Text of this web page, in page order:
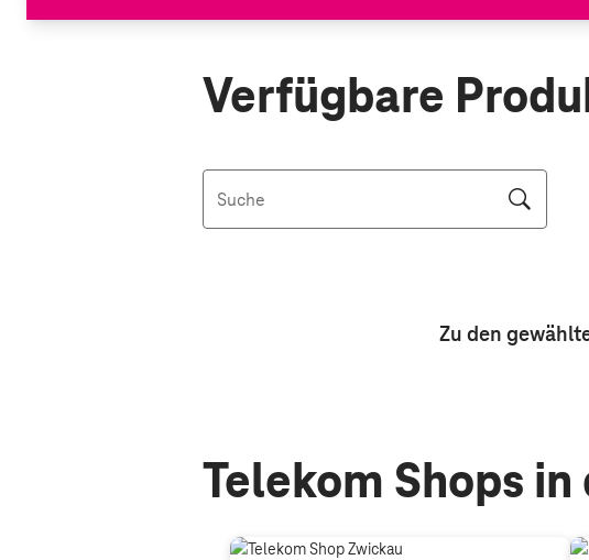
Verfügbare
Suche
Zu den
Telekom Shops in